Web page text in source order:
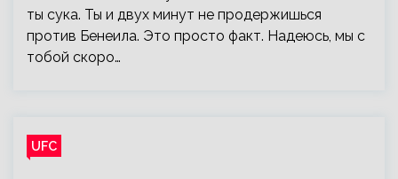
ты сука. Ты и двух минут не продержишься
против Бенеила. Это просто факт. Надеюсь, мы с
тобой скоро…
UFC